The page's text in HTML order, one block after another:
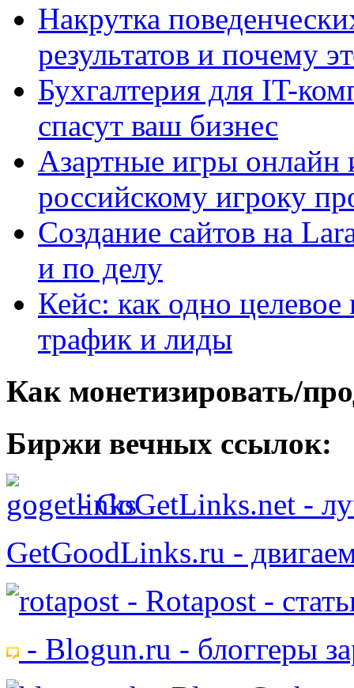
Накрутка
результатов и почему
Бухгалтерия для IT-
спасут ваш бизнес
Азартные игры онлайн
российскому игроку
Создание сайтов на
и по делу
Кейс: как одно
трафик и лиды
Как монетизировать/
Биржи вечных ссылок:
- GoGetLinks.net -
GetGoodLinks.ru -
- Rotapost -
- Blogun.ru - блоггеры